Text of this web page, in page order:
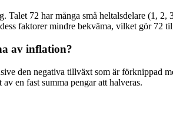
Talet 72 har många små heltalsdelare (1,
faktorer mindre bekväma, vilket gör 72
av inflation?
den negativa tillväxt som är
en fast summa pengar att halveras.